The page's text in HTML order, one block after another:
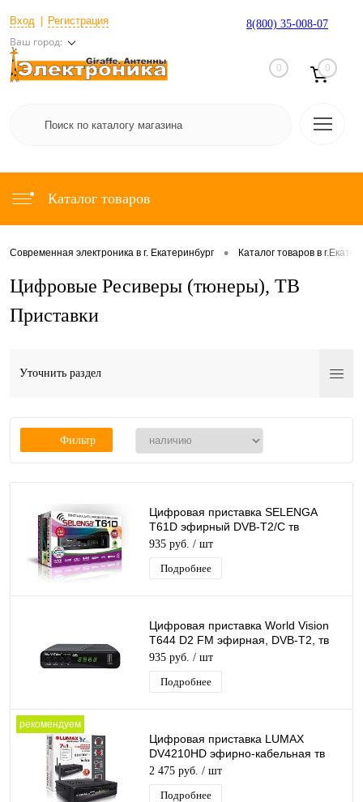
Вход Регистрация
Ваш город:
8(800) 35-008-07
0 0
Каталог товаров
Современная электроника в г. Екатеринбург • Каталог товаров в
Цифровые Ресиверы (тюнеры), ТВ
Приставки
Уточнить раздел
Фильтр
Цифровая приставка SELENGA
T61D эфирный DVB-T2/C тв
ресивер, тюнер бесплатного IPTV,
медиаплеер
935 руб. / шт
Подробнее
Цифровая приставка World Vision
T644 D2 FM эфирная, DVB-T2, тв
бесплатно, тюнер, ресивер,
приемник
935 руб. / шт
Подробнее
рекомендуем
Цифровая приставка LUMAX
DV4210HD эфирно-кабельная тв
приставка медиаплеер с Wi-Fi и
Bluetooth
2 475 руб. / шт
Подробнее